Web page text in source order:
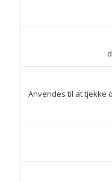
Anvendes til at tjekke